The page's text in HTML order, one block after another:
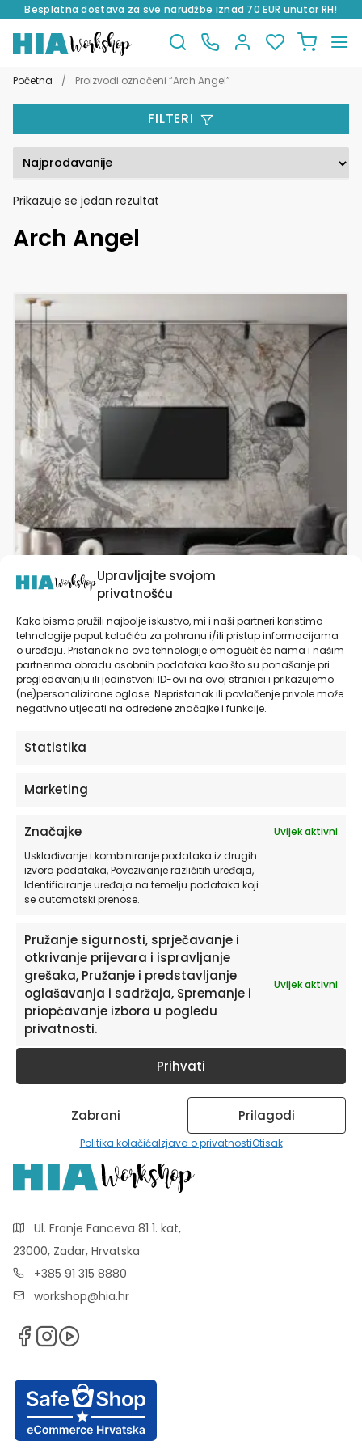
Upravljajte svojom
privatnošću
Kako bismo pružili najbolje iskustvo, mi i naši partneri koristimo
tehnologije poput kolačića za pohranu i/ili pristup informacijama
o uređaju. Pristanak na ove tehnologije omogućit će nama i našim
partnerima obradu osobnih podataka kao što su ponašanje pri
pregledavanju ili jedinstveni ID-ovi na ovoj stranici i prikazujemo
(ne)personalizirane oglase. Nepristanak ili povlačenje privole može
negativno utjecati na određene značajke i funkcije.
Statistika
Marketing
Značajke
Uvijek aktivni
Usklađivanje i kombiniranje podataka iz drugih
izvora podataka, Povezivanje različitih uređaja,
Identificiranje uređaja na temelju podataka koji
se automatski prenose.
Pružanje sigurnosti, sprječavanje i
otkrivanje prijevara i ispravljanje
grešaka, Pružanje i predstavljanje
oglašavanja i sadržaja, Spremanje i
priopćavanje izbora u pogledu
privatnosti.
Uvijek aktivni
Prihvati
Zabrani Prilagodi
Politika kolačićaIzjava o privatnostiOtisak
Besplatna dostava za sve narudžbe iznad 70 EUR unutar RH!
na
do
Početna / Proizvodi označeni “Arch Angel”
Prikazuje se jedan rezultat
Arch Angel
Tapete za zid | Dizajnerski Mural | Arch Angel
od27,90€
Ovaj
proizvod
ima
više
varijanti.
Opcije
se
mogu
odabrati
na
stranici
proizvoda
FILTERI
Pretplatite se na naš Newsletter
Želite primati savjete i zanimljivosti o uređenju doma te
informacije o novim proizvodima i pogodnostima?
Ul. Franje Fanceva 81 1. kat,
23000, Zadar, Hrvatska
+385 91 315 8880
workshop@hia.hr